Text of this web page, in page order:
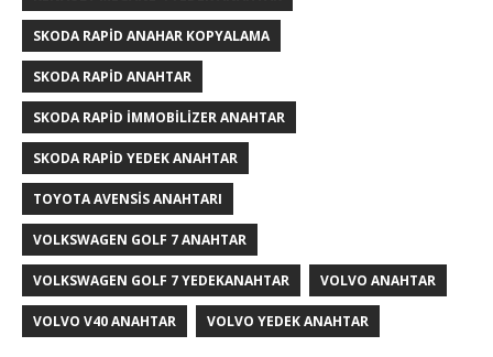
SKODA RAPID ANAHAR KOPYALAMA
SKODA RAPID ANAHTAR
SKODA RAPID IMMOBILIZER ANAHTAR
SKODA RAPID YEDEK ANAHTAR
TOYOTA AVENSIS ANAHTARI
VOLKSWAGEN GOLF 7 ANAHTAR
VOLKSWAGEN GOLF 7 YEDEKANAHTAR VOLVO ANAHTAR
VOLVO V40 ANAHTAR VOLVO YEDEK ANAHTAR